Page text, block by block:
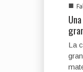
■
La